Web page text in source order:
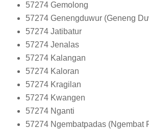
57274 Gemolong
57274 Genengduwur (Geneng
57274 Jatibatur
57274 Jenalas
57274 Kalangan
57274 Kaloran
57274 Kragilan
57274 Kwangen
57274 Nganti
57274 Ngembatpadas (Ngembat